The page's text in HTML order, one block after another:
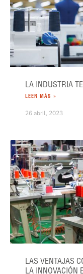
LA INDUSTRIA
LEER MÁS »
26 abril, 2023
LAS VENTAJAS
LA INNOVACIÓN